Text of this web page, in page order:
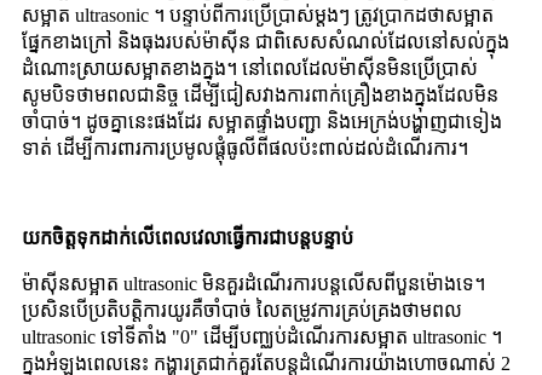
សម្អាត ultrasonic ។ បន្ទាប់ពីការប្រើប្រាស់ម្តងៗ ត្រូវប្រាកដថាសម្អាត
ផ្នែកខាងក្រៅ និងធុងរបស់ម៉ាស៊ីន ជាពិសេសសំណល់ដែលនៅសល់ក្នុង
ដំណោះស្រាយសម្អាតខាងក្នុង។ នៅពេលដែលម៉ាស៊ីនមិនប្រើប្រាស់
សូមបិទថាមពលជានិច្ច ដើម្បីជៀសវាងការពាក់គ្រឿងខាងក្នុងដែលមិន
ចាំបាច់។ ដូចគ្នានេះផងដែរ សម្អាតផ្ទាំងបញ្ជា និងអេក្រង់បង្ហាញជាទៀង
ទាត់ ដើម្បីការពារការប្រមូលផ្តុំធូលីពីផលប៉ះពាល់ដល់ដំណើរការ។
យកចិត្តទុកដាក់លើពេលវេលាធ្វើការជាបន្តបន្ទាប់
ម៉ាស៊ីនសម្អាត ultrasonic មិនគួរដំណើរការបន្តលើសពីបួនម៉ោងទេ។
ប្រសិនបើប្រតិបត្តិការយូរគឺចាំបាច់ លៃតម្រូវការគ្រប់គ្រងថាមពល
ultrasonic ទៅទីតាំង "0" ដើម្បីបញ្ឈប់ដំណើរការសម្អាត ultrasonic ។
ក្នុងអំឡុងពេលនេះ កង្ហារត្រជាក់គួរតែបន្តដំណើរការយ៉ាងហោចណាស់ 2